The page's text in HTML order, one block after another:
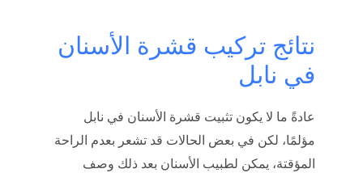
نتائج تركيب قشرة الأسنان
في نابل
عادةً ما لا يكون تثبيت قشرة الأسنان في نابل
مؤلمًا، لكن في بعض الحالات قد تشعر بعدم الراحة
المؤقتة، يمكن لطبيب الأسنان بعد ذلك وصف